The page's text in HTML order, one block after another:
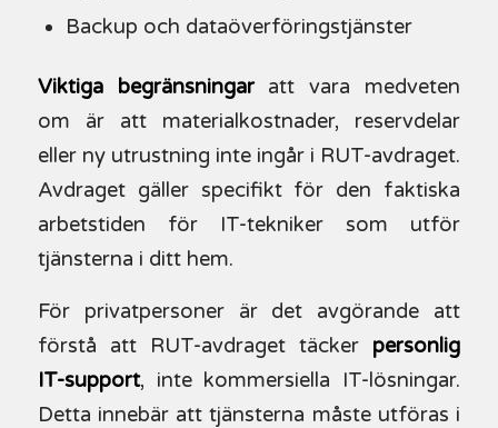
Backup och dataöverföringstjänster
Viktiga begränsningaratt vara medveten
om är att materialkostnader, reservdelar
eller ny utrustning inte ingår i RUT-avdraget.
Avdraget gäller specifikt för den faktiska
arbetstiden för IT-tekniker som utför
tjänsterna i ditt hem.
För privatpersoner är det avgörande att
förstå att RUT-avdraget täcker personlig
IT-support, inte kommersiella IT-lösningar.
Detta innebär att tjänsterna måste utföras i